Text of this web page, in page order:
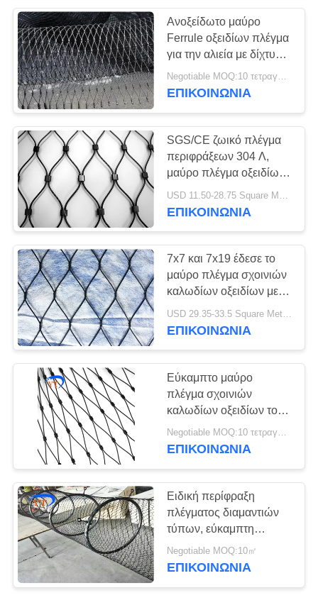
ΜΑΣ
ΕΛΆΤΕ
ΣΕ
ΕΠΑΦΉ
ΜΕ
ΖΗΤΉΣΤΕ
ΈΝΑ
ΑΠΌΣΠΑΣΜΑ
ΕΙΔΉΣΕΙΣ
Πλέγμα πουλιών
ανοξείδωτου
ζωικό πλέγμα
περιφράξεων
34
Μαύρο πλέγμα
σχοινιών καλωδίων
οξειδίων
αρχιτεκτονικό
πλέγμα ανοξείδωτου
14
Ανοξείδωτο μαύρο
Ferrule οξειδίων πλέγμα
για την αλιεία με δίχτυα
πλέγματος ζωολογικών
κήπων/εγκατάστασης/
Negotiable MOQ:10 τετραγωνικά μέτρα
ΕΠΙΚΟΙΝΩΝΙΑ
SGS/CE ζωικό πλέγμα
περιφράξεων 304 Λ,
μαύρο πλέγμα οξειδίων
με Ferrule
ΕΠΙΚΟΙΝΩΝΙΑ
7x7 και 7x19 έδεσε το
μαύρο πλέγμα σχοινιών
καλωδίων οξειδίων με
SGS/CE επικυρωμένο
USD 29.35-33.5 Square Meters MOQ:10 τετραγωνικά μέτρα
ΕΠΙΚΟΙΝΩΝΙΑ
Εύκαμπτο μαύρο
πλέγμα σχοινιών
καλωδίων οξειδίων του
ανοξείδωτου 304 316
316L
Negotiable MOQ:10 τετραγωνικά μέτρα
ΕΠΙΚΟΙΝΩΝΙΑ
Ειδική περίφραξη
πλέγματος διαμαντιών
τύπων, εύκαμπτη
περίφραξη κλουβιών
πουλιών ανοξείδωτου
Negotiable MOQ:10㎡
ΕΠΙΚΟΙΝΩΝΙΑ